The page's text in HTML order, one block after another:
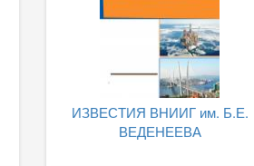
ИЗВЕСТИЯ ВНИИГ им. Б.Е.
ВЕДЕНЕЕВА